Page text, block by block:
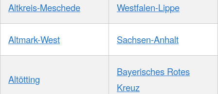
Altkreis-Meschede Westfalen-Lippe
Altmark-West Sachsen-Anhalt
Altötting
Bayerisches Rotes
Kreuz